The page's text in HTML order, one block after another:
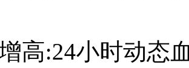
高:24小时动态